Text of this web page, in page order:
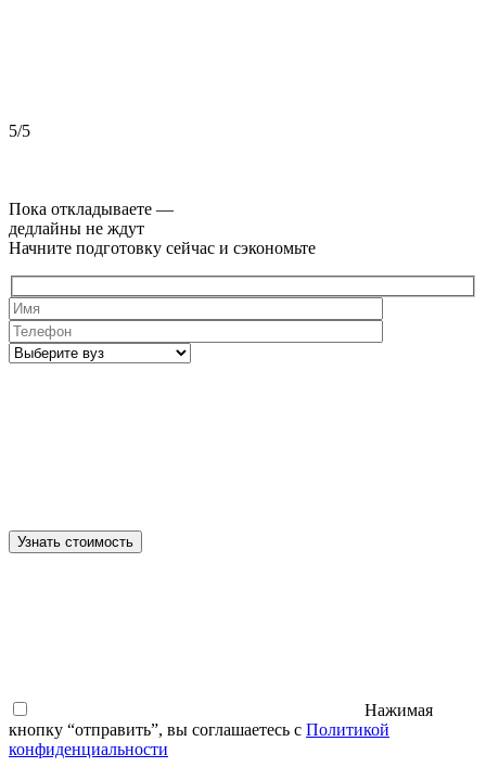
5/5
Пока откладываете —
дедлайны не ждут
Начните подготовку сейчас и сэкономьте
Узнать стоимость
Нажимая
кнопку “отправить”, вы соглашаетесь с Политикой
конфиденциальности